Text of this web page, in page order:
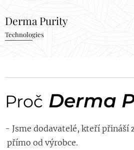
Derma Purity
Technologies
Proč Derma
- Jsme dodavatelé, kteří přináší
přímo od výrobce.